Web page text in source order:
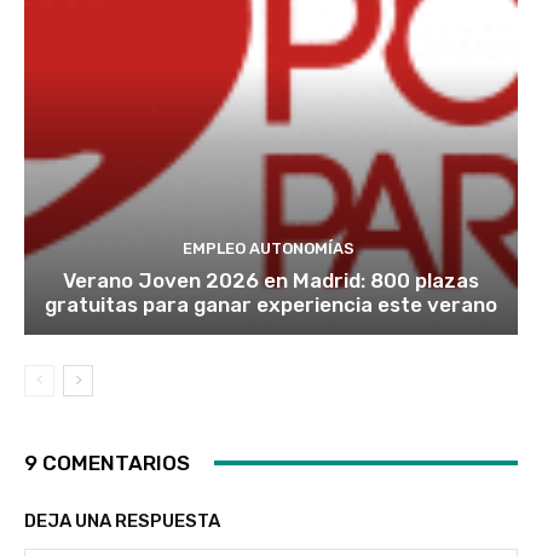
EMPLEO AUTONOMÍAS
Verano Joven 2026 en Madrid: 800 plazas
gratuitas para ganar experiencia este verano
9 COMENTARIOS
DEJA UNA RESPUESTA